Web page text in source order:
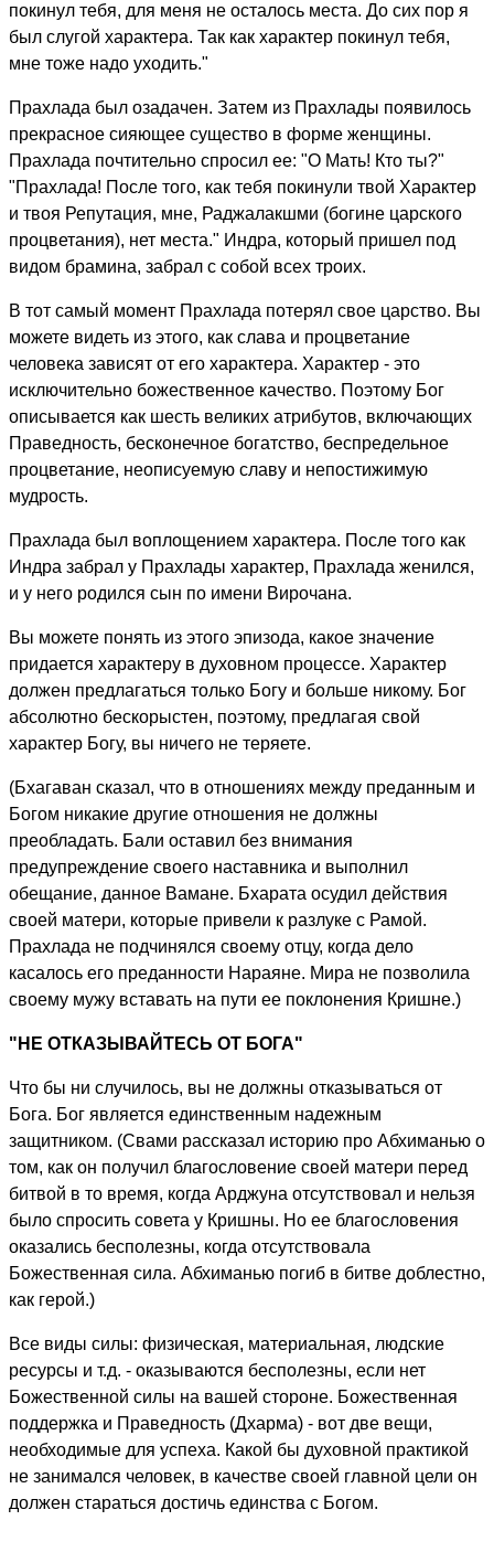
покинул тебя, для меня не осталось места. До сих пор я
был слугой характера. Так как характер покинул тебя,
мне тоже надо уходить."
Прахлада был озадачен. Затем из Прахлады появилось
прекрасное сияющее существо в форме женщины.
Прахлада почтительно спросил ее: "О Мать! Кто ты?"
"Прахлада! После того, как тебя покинули твой Характер
и твоя Репутация, мне, Раджалакшми (богине царского
процветания), нет места." Индра, который пришел под
видом брамина, забрал с собой всех троих.
В тот самый момент Прахлада потерял свое царство. Вы
можете видеть из этого, как слава и процветание
человека зависят от его характера. Характер - это
исключительно божественное качество. Поэтому Бог
описывается как шесть великих атрибутов, включающих
Праведность, бесконечное богатство, беспредельное
процветание, неописуемую славу и непостижимую
мудрость.
Прахлада был воплощением характера. После того как
Индра забрал у Прахлады характер, Прахлада женился,
и у него родился сын по имени Вирочана.
Вы можете понять из этого эпизода, какое значение
придается характеру в духовном процессе. Характер
должен предлагаться только Богу и больше никому. Бог
абсолютно бескорыстен, поэтому, предлагая свой
характер Богу, вы ничего не теряете.
(Бхагаван сказал, что в отношениях между преданным и
Богом никакие другие отношения не должны
преобладать. Бали оставил без внимания
предупреждение своего наставника и выполнил
обещание, данное Вамане. Бхарата осудил действия
своей матери, которые привели к разлуке с Рамой.
Прахлада не подчинялся своему отцу, когда дело
касалось его преданности Нараяне. Мира не позволила
своему мужу вставать на пути ее поклонения Кришне.)
"НЕ ОТКАЗЫВАЙТЕСЬ ОТ БОГА"
Что бы ни случилось, вы не должны отказываться от
Бога. Бог является единственным надежным
защитником. (Свами рассказал историю про Абхиманью о
том, как он получил благословение своей матери перед
битвой в то время, когда Арджуна отсутствовал и нельзя
было спросить совета у Кришны. Но ее благословения
оказались бесполезны, когда отсутствовала
Божественная сила. Абхиманью погиб в битве доблестно,
как герой.)
Все виды силы: физическая, материальная, людские
ресурсы и т.д. - оказываются бесполезны, если нет
Божественной силы на вашей стороне. Божественная
поддержка и Праведность (Дхарма) - вот две вещи,
необходимые для успеха. Какой бы духовной практикой
не занимался человек, в качестве своей главной цели он
должен стараться достичь единства с Богом.